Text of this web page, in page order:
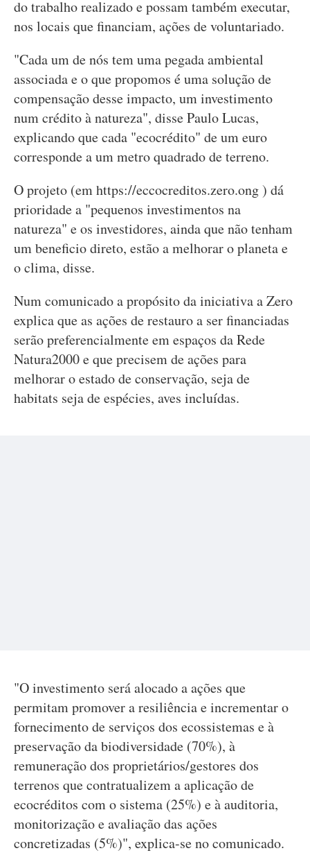
do trabalho realizado e possam também executar,
nos locais que financiam, ações de voluntariado.
"Cada um de nós tem uma pegada ambiental
associada e o que propomos é uma solução de
compensação desse impacto, um investimento
num crédito à natureza", disse Paulo Lucas,
explicando que cada "ecocrédito" de um euro
corresponde a um metro quadrado de terreno.
O projeto (em https://eccocreditos.zero.ong ) dá
prioridade a "pequenos investimentos na
natureza" e os investidores, ainda que não tenham
um beneficio direto, estão a melhorar o planeta e
o clima, disse.
Num comunicado a propósito da iniciativa a Zero
explica que as ações de restauro a ser financiadas
serão preferencialmente em espaços da Rede
Natura2000 e que precisem de ações para
melhorar o estado de conservação, seja de
habitats seja de espécies, aves incluídas.
"O investimento será alocado a ações que
permitam promover a resiliência e incrementar o
fornecimento de serviços dos ecossistemas e à
preservação da biodiversidade (70%), à
remuneração dos proprietários/gestores dos
terrenos que contratualizem a aplicação de
ecocréditos com o sistema (25%) e à auditoria,
monitorização e avaliação das ações
concretizadas (5%)", explica-se no comunicado.